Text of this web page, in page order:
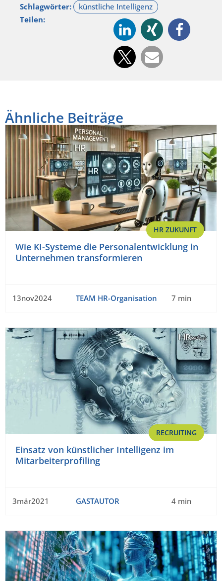
Schlagwörter:
Teilen:
Ähnliche Beiträge
HR ZUKUNFT
Wie KI-Systeme die Personalentwicklung in
Unternehmen transformieren
13nov2024 TEAM HR-Organisation 7 min
RECRUITING
Einsatz von künstlicher Intelligenz im
Mitarbeiterprofiling
3mär2021 GASTAUTOR 4 min